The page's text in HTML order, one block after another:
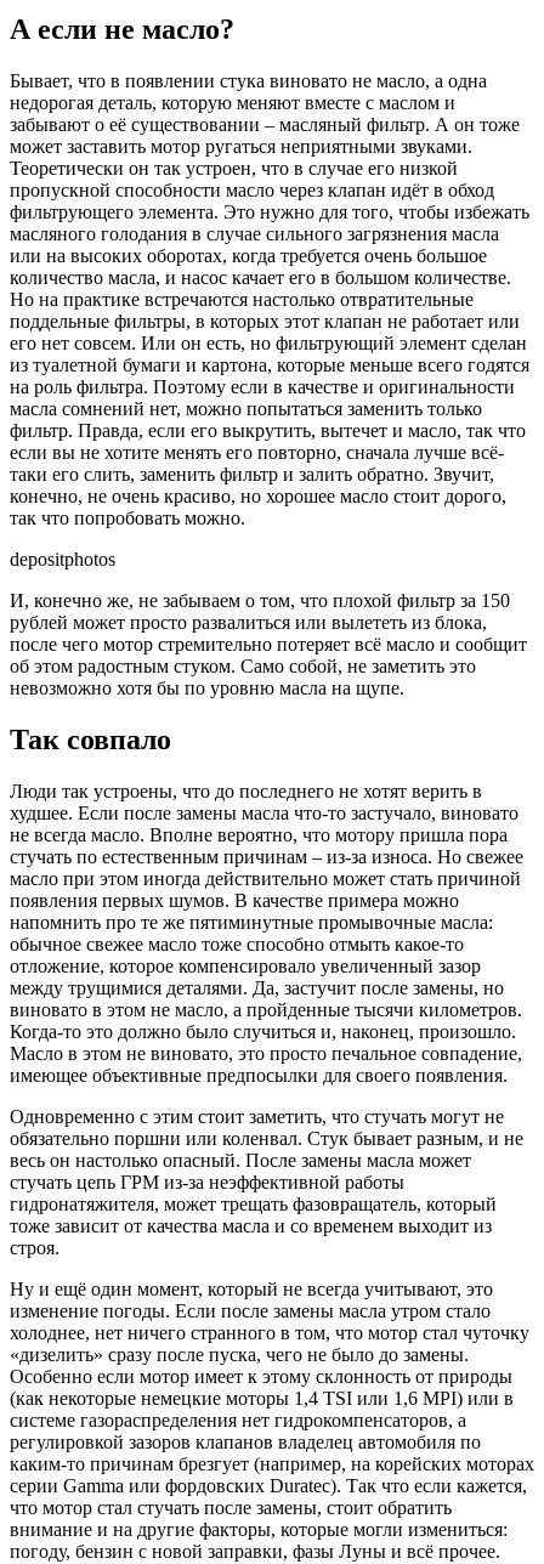
А если не масло?
Бывает, что в появлении стука виновато не масло, а одна
недорогая деталь, которую меняют вместе с маслом и
забывают о её существовании – масляный фильтр. А он тоже
может заставить мотор ругаться неприятными звуками.
Теоретически он так устроен, что в случае его низкой
пропускной способности масло через клапан идёт в обход
фильтрующего элемента. Это нужно для того, чтобы избежать
масляного голодания в случае сильного загрязнения масла
или на высоких оборотах, когда требуется очень большое
количество масла, и насос качает его в большом количестве.
Но на практике встречаются настолько отвратительные
поддельные фильтры, в которых этот клапан не работает или
его нет совсем. Или он есть, но фильтрующий элемент сделан
из туалетной бумаги и картона, которые меньше всего годятся
на роль фильтра. Поэтому если в качестве и оригинальности
масла сомнений нет, можно попытаться заменить только
фильтр. Правда, если его выкрутить, вытечет и масло, так что
если вы не хотите менять его повторно, сначала лучше всё-
таки его слить, заменить фильтр и залить обратно. Звучит,
конечно, не очень красиво, но хорошее масло стоит дорого,
так что попробовать можно.
depositphotos
И, конечно же, не забываем о том, что плохой фильтр за 150
рублей может просто развалиться или вылететь из блока,
после чего мотор стремительно потеряет всё масло и сообщит
об этом радостным стуком. Само собой, не заметить это
невозможно хотя бы по уровню масла на щупе.
Так совпало
Люди так устроены, что до последнего не хотят верить в
худшее. Если после замены масла что-то застучало, виновато
не всегда масло. Вполне вероятно, что мотору пришла пора
стучать по естественным причинам – из-за износа. Но свежее
масло при этом иногда действительно может стать причиной
появления первых шумов. В качестве примера можно
напомнить про те же пятиминутные промывочные масла:
обычное свежее масло тоже способно отмыть какое-то
отложение, которое компенсировало увеличенный зазор
между трущимися деталями. Да, застучит после замены, но
виновато в этом не масло, а пройденные тысячи километров.
Когда-то это должно было случиться и, наконец, произошло.
Масло в этом не виновато, это просто печальное совпадение,
имеющее объективные предпосылки для своего появления.
Одновременно с этим стоит заметить, что стучать могут не
обязательно поршни или коленвал. Стук бывает разным, и не
весь он настолько опасный. После замены масла может
стучать цепь ГРМ из-за неэффективной работы
гидронатяжителя, может трещать фазовращатель, который
тоже зависит от качества масла и со временем выходит из
строя.
Ну и ещё один момент, который не всегда учитывают, это
изменение погоды. Если после замены масла утром стало
холоднее, нет ничего странного в том, что мотор стал чуточку
«дизелить» сразу после пуска, чего не было до замены.
Особенно если мотор имеет к этому склонность от природы
(как некоторые немецкие моторы 1,4 TSI или 1,6 MPI) или в
системе газораспределения нет гидрокомпенсаторов, а
регулировкой зазоров клапанов владелец автомобиля по
каким-то причинам брезгует (например, на корейских моторах
серии Gamma или фордовских Duratec). Так что если кажется,
что мотор стал стучать после замены, стоит обратить
внимание и на другие факторы, которые могли измениться:
погоду, бензин с новой заправки, фазы Луны и всё прочее.